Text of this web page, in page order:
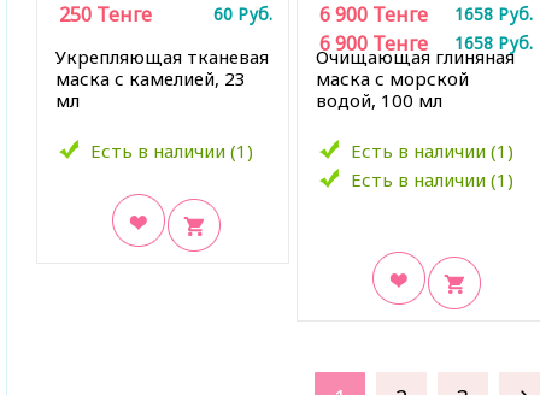
Укрепляющая тканевая
маска с камелией, 23
мл
Есть в наличии (1)
250 Тенге 60 Руб.
Очищающая глиняная
маска с морской
водой, 100 мл
Есть в наличии (1)
6 900 Тенге 1658 Руб.
Есть в наличии (1)
6 900 Тенге 1658 Руб.